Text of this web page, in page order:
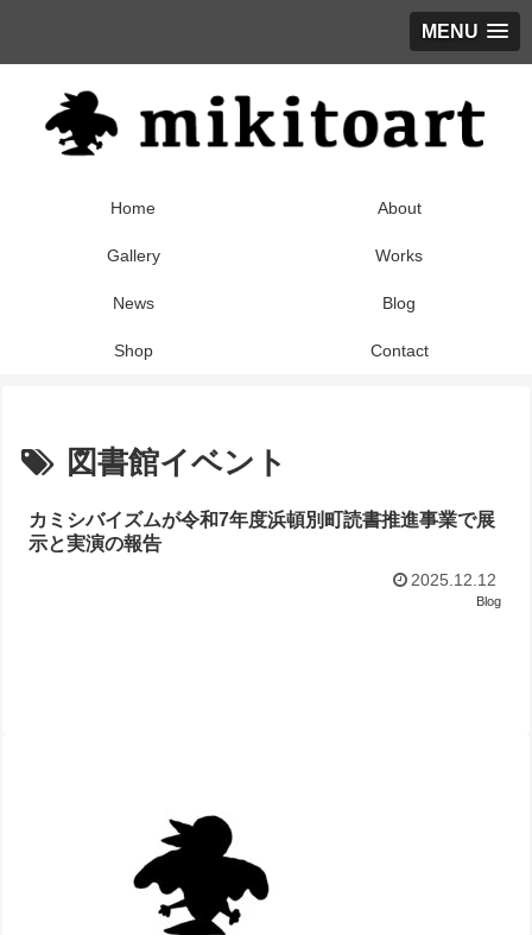
MENU
Home About
Gallery Works
News Blog
Shop Contact
図書館イベント
カミシバイズムが令和7年度浜頓別町読書推進事業で展
示と実演の報告
2025.12.12
Blog